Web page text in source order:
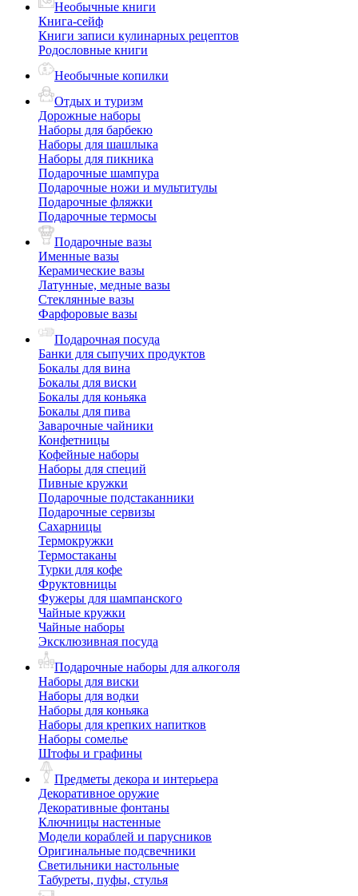
Необычные книги
Книга-сейф
Книги записи кулинарных рецептов
Родословные книги
Необычные копилки
Отдых и туризм
Дорожные наборы
Наборы для барбекю
Наборы для шашлыка
Наборы для пикника
Подарочные шампура
Подарочные ножи и мультитулы
Подарочные фляжки
Подарочные термосы
Подарочные вазы
Именные вазы
Керамические вазы
Латунные, медные вазы
Стеклянные вазы
Фарфоровые вазы
Подарочная посуда
Банки для сыпучих продуктов
Бокалы для вина
Бокалы для виски
Бокалы для коньяка
Бокалы для пива
Заварочные чайники
Конфетницы
Кофейные наборы
Наборы для специй
Пивные кружки
Подарочные подстаканники
Подарочные сервизы
Сахарницы
Термокружки
Термостаканы
Турки для кофе
Фруктовницы
Фужеры для шампанского
Чайные кружки
Чайные наборы
Эксклюзивная посуда
Подарочные наборы для алкоголя
Наборы для виски
Наборы для водки
Наборы для коньяка
Наборы для крепких напитков
Наборы сомелье
Штофы и графины
Предметы декора и интерьера
Декоративное оружие
Декоративные фонтаны
Ключницы настенные
Модели кораблей и парусников
Оригинальные подсвечники
Светильники настольные
Табуреты, пуфы, стулья